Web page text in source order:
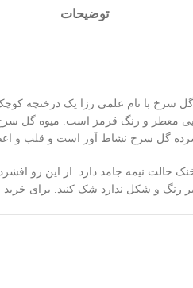
توضیحات
با نام علمی رزا یک درختچه
گل سرخ نشاط آور است و قلب و
گراد داشته و در هوای نسبتا خنک حالت
رنگ و شکل ندارد شک کنید. برای